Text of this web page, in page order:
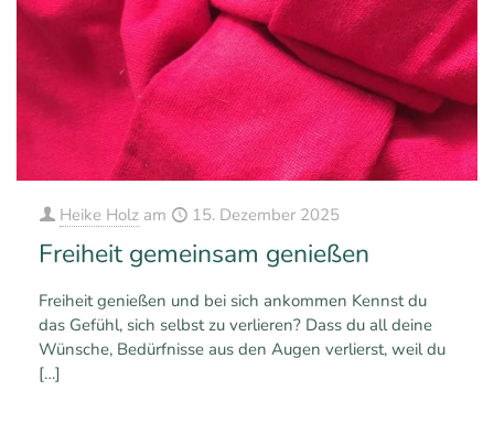
Heike Holz am 15. Dezember 2025
Freiheit gemeinsam genießen
Freiheit genießen und bei sich ankommen Kennst du
das Gefühl, sich selbst zu verlieren? Dass du all deine
Wünsche, Bedürfnisse aus den Augen verlierst, weil du
[…]